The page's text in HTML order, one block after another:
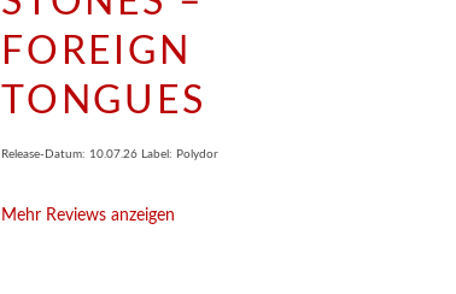
FOREIGN
TONGUES
Release-Datum: 10.07.26 Label: Polydor
Mehr Reviews anzeigen